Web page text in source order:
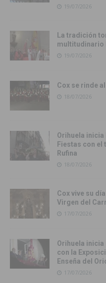
19/07/2026
La tradición
multitudinario
19/07/2026
Cox se rinde
18/07/2026
Orihuela
Fiestas con el
Rufina
18/07/2026
Cox vive su
Virgen del
17/07/2026
Orihuela inicia
con la
Enseña del
17/07/2026